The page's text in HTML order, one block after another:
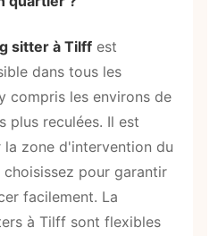
sitter à Tilff est
dans tous les
compris les environs de
plus reculées. Il est
zone d'intervention du
pour garantir
facilement. La
à Tilff sont flexibles